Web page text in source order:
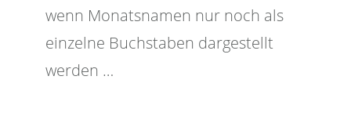
wenn Monatsnamen nur noch als
einzelne Buchstaben dargestellt
werden …